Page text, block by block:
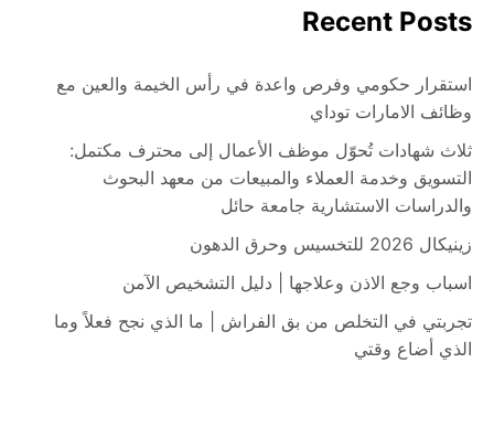
Recent Posts
استقرار حكومي وفرص واعدة في رأس الخيمة والعين مع
وظائف الامارات توداي
ثلاث شهادات تُحوّل موظف الأعمال إلى محترف مكتمل:
التسويق وخدمة العملاء والمبيعات من معهد البحوث
والدراسات الاستشارية جامعة حائل
زينيكال 2026 للتخسيس وحرق الدهون
اسباب وجع الاذن وعلاجها | دليل التشخيص الآمن
تجربتي في التخلص من بق الفراش | ما الذي نجح فعلاً وما
الذي أضاع وقتي